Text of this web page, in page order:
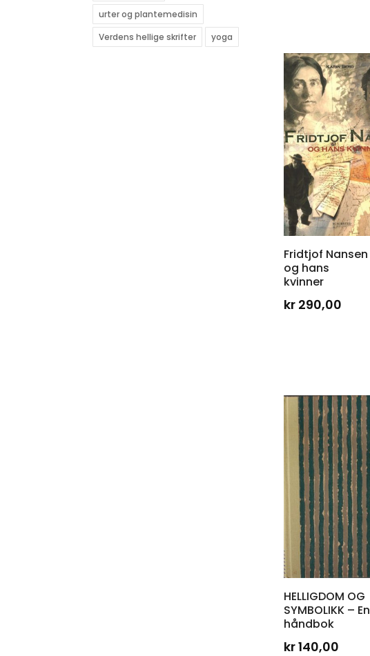
Fridtjof Nansen
og hans
kvinner
kr 290,00
HELLIGDOM OG
SYMBOLIKK – En
håndbok
kr140,00
urter og plantemedisin
Verdens hellige skrifter
yoga